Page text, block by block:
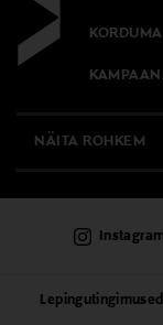
NÄITA ROHKEM
KAUBAMAJAD
Lepingutingimused